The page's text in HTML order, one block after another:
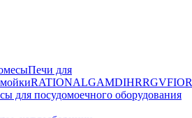
Печи для
RATIONALGAMDIHRRGV
для посудомоечного оборудования